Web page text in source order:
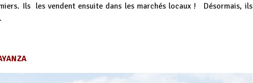
Ils les vendent ensuite dans les marchés locaux ! Désormais, ils